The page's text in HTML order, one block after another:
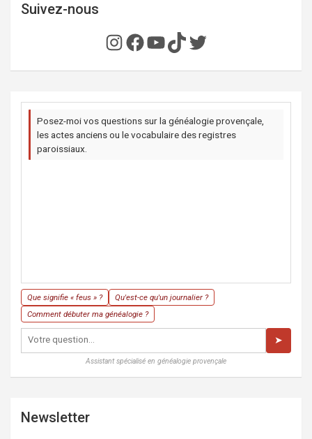
Suivez-nous
Instagram
Facebook
YouTube
TikTok
Twitter
Posez-moi vos questions sur la généalogie provençale,
les actes anciens ou le vocabulaire des registres
paroissiaux.
Que signifie « feus » ?
Qu'est-ce qu'un journalier ?
Comment débuter ma généalogie ?
➤
Assistant spécialisé en généalogie provençale
Newsletter